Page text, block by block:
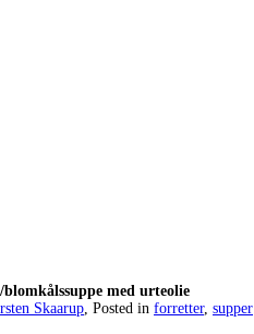
med urteolie
Skaarup, Posted inforretter,supper